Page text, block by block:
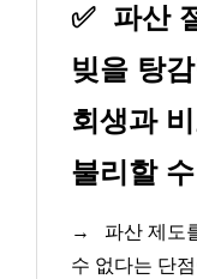
✅ 파산
빚을 탕
회생과
불리할
→
파산 제도
수 없다는 단